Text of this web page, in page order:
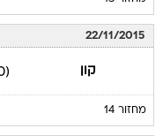
22/11/2015
קון (0)
מחזור 14